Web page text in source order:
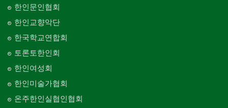
한인문인협회
한인교향악단
한국학교연합회
토론토한인회
한인여성회
한인미술가협회
온주한인실협인협회